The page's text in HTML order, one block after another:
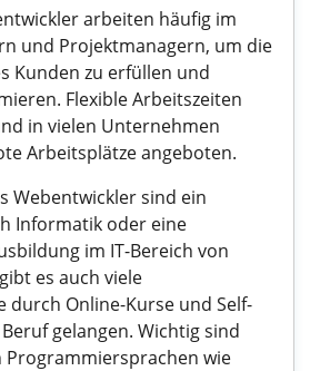
arbeiten häufig im
und Projektmanagern, um die
Kunden zu erfüllen und
Flexible Arbeitszeiten
in vielen Unternehmen
Arbeitsplätze angeboten.
Webentwickler sind ein
Informatik oder eine
im IT-Bereich von
es auch viele
durch Online-Kurse und Self-
gelangen. Wichtig sind
Programmiersprachen wie